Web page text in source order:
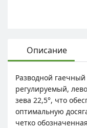
Описание
Разводной гаечный
регулируемый,
зева 22,5°, что
оптимальную
четко